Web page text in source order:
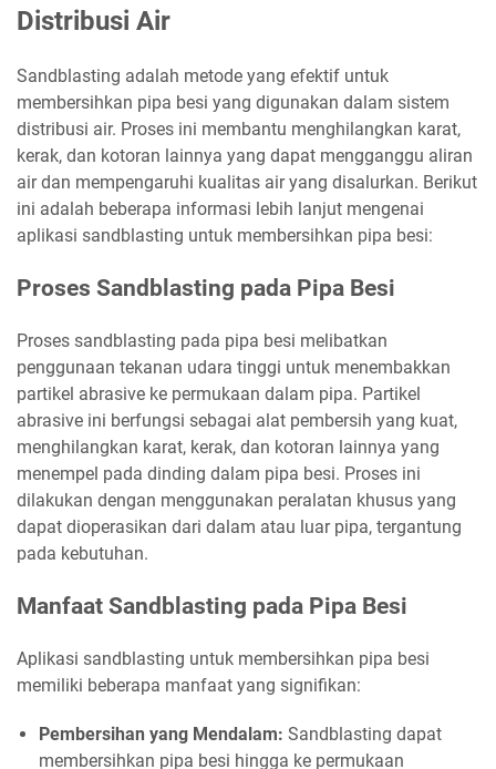
Distribusi Air
Sandblasting adalah metode yang efektif untuk
membersihkan pipa besi yang digunakan dalam sistem
distribusi air. Proses ini membantu menghilangkan karat,
kerak, dan kotoran lainnya yang dapat mengganggu aliran
air dan mempengaruhi kualitas air yang disalurkan. Berikut
ini adalah beberapa informasi lebih lanjut mengenai
aplikasi sandblasting untuk membersihkan pipa besi:
Proses Sandblasting pada Pipa Besi
Proses sandblasting pada pipa besi melibatkan
penggunaan tekanan udara tinggi untuk menembakkan
partikel abrasive ke permukaan dalam pipa. Partikel
abrasive ini berfungsi sebagai alat pembersih yang kuat,
menghilangkan karat, kerak, dan kotoran lainnya yang
menempel pada dinding dalam pipa besi. Proses ini
dilakukan dengan menggunakan peralatan khusus yang
dapat dioperasikan dari dalam atau luar pipa, tergantung
pada kebutuhan.
Manfaat Sandblasting pada Pipa Besi
Aplikasi sandblasting untuk membersihkan pipa besi
memiliki beberapa manfaat yang signifikan:
Pembersihan yang Mendalam: Sandblasting dapat
membersihkan pipa besi hingga ke permukaan